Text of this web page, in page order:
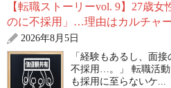
【転職ストーリーvol. 9】27歳
のに不採用」…理由はカルチャ
2026年8月5日
「経験もあるし、面
不採用…。」 転職活
も採用に至らないケ...